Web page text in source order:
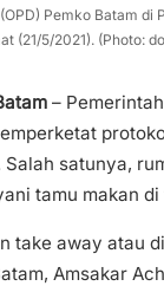
Pemko Batam di
(21/5/2021). (Photo:
–
satunya,
tamu makan di
take away atau
Amsakar